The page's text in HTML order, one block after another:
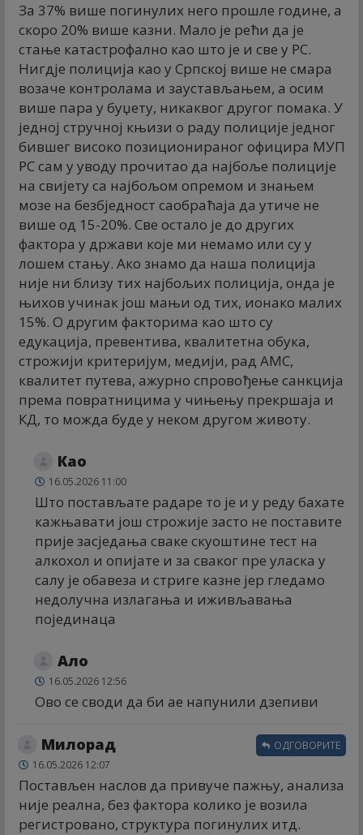
За 37% више погинулих него прошле године, а
скоро 20% више казни. Мало је рећи да је
стање катастрофално као што је и све у РС.
Нигдје полиција као у Српској више не смара
возаче контролама и заустављањем, а осим
више пара у буџету, никаквог другог помака. У
једној стручној књизи о раду полиције једног
бившег високо позиционираног официра МУП
РС сам у уводу прочитао да најбоље полиције
на свијету са најбољом опремом и знањем
мозе на безбједност саобраћаја да утиче не
више од 15-20%. Све остало је до других
фактора у држави које ми немамо или су у
лошем стању. Ако знамо да наша полиција
није ни близу тих најбољих полиција, онда је
њихов учинак још мањи од тих, ионако малих
15%. О другим факторима као што су
едукација, превентива, квалитетна обука,
строжији критеријум, медији, рад АМС,
квалитет путева, ажурно спровођење санкција
према повратницима у чињењу прекршаја и
КД, то можда буде у неком другом животу.
Као
16.05.2026 11:00
Што постављате радаре то је и у реду бахате
кажњавати још строжије засто не поставите
прије засједања сваке скуоштине тест на
алкохол и опијате и за сваког пре уласка у
салу је обавеза и стриге казне јер гледамо
недолучна излагања и иживљавања
појединаца
Ало
16.05.2026 12:56
Ово се своди да би ае напунили дзепиви
Милорад
16.05.2026 12:07
Постављен наслов да привуче пажњу, анализа
није реална, без фактора колико је возила
регистровано, структура погинулих итд.
ОДГОВОРИТЕ